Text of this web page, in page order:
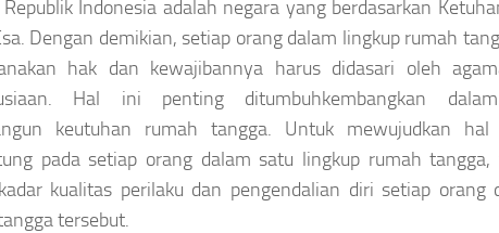
Indonesia adalah negara yang berdasarkan
Dengan demikian, setiap orang dalam lingkup rumah
hak dan kewajibannya harus didasari oleh
Hal ini penting ditumbuhkembangkan
keutuhan rumah tangga. Untuk mewujudkan hal
pada setiap orang dalam satu lingkup rumah tangga,
kualitas perilaku dan pengendalian diri setiap orang
tersebut.